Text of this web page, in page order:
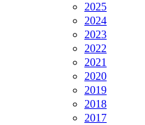
2025
2024
2023
2022
2021
2020
2019
2018
2017